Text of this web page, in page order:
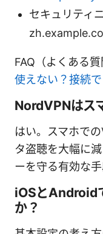
セキュリティ
FAQ（よくある質
使えない？接続
NordVPNはス
はい。スマホで
タ盗聴を大幅に
ーを守る有効な手
iOSとAndroid
か？